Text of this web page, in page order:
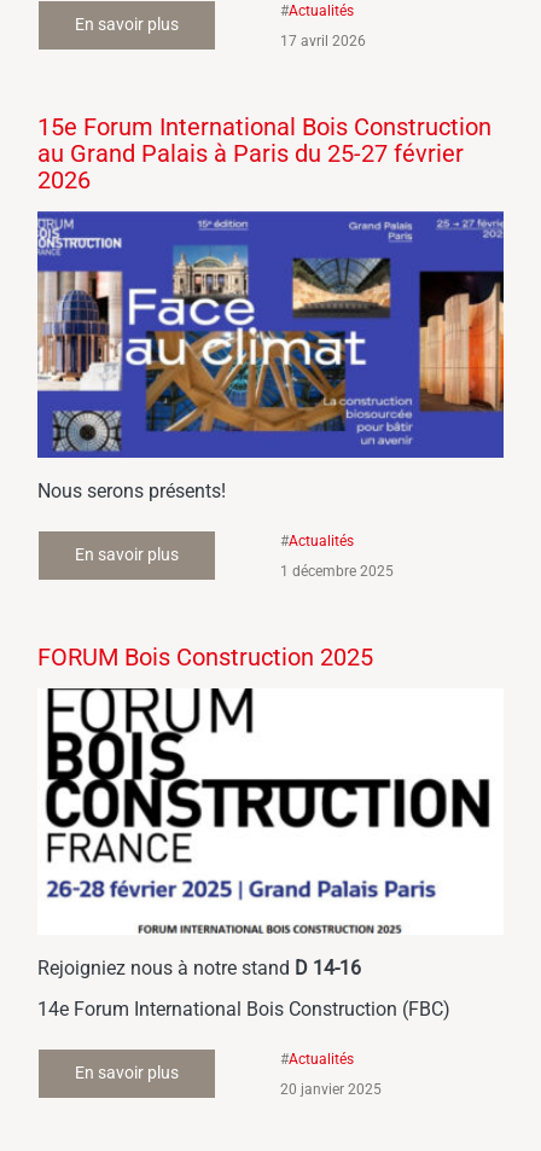
En savoir plus
#Actualités
17 avril 2026
15e Forum International Bois Construction
au Grand Palais à Paris du 25-27 février
2026
Nous serons présents!
En savoir plus
#Actualités
1 décembre 2025
FORUM Bois Construction 2025
Rejoigniez nous à notre stand D 14-16
14e Forum International Bois Construction (FBC)
En savoir plus
#Actualités
20 janvier 2025